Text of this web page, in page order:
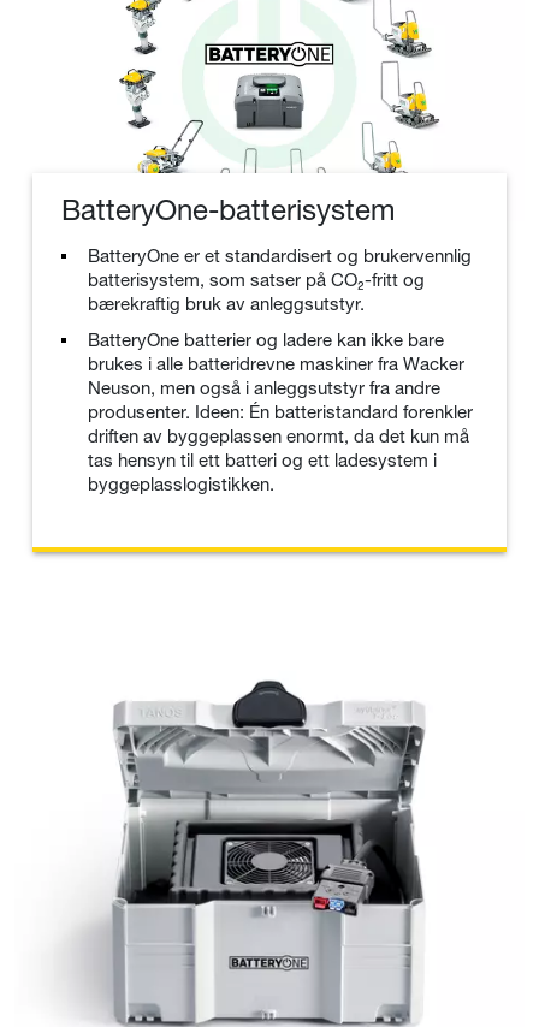
BatteryOne-batterisystem
BatteryOne er et standardisert og brukervennlig
batterisystem, som satser på CO₂-fritt og
bærekraftig bruk av anleggsutstyr.
BatteryOne batterier og ladere kan ikke bare
brukes i alle batteridrevne maskiner fra Wacker
Neuson, men også i anleggsutstyr fra andre
produsenter. Ideen: Én batteristandard forenkler
driften av byggeplassen enormt, da det kun må
tas hensyn til ett batteri og ett ladesystem i
byggeplasslogistikken.